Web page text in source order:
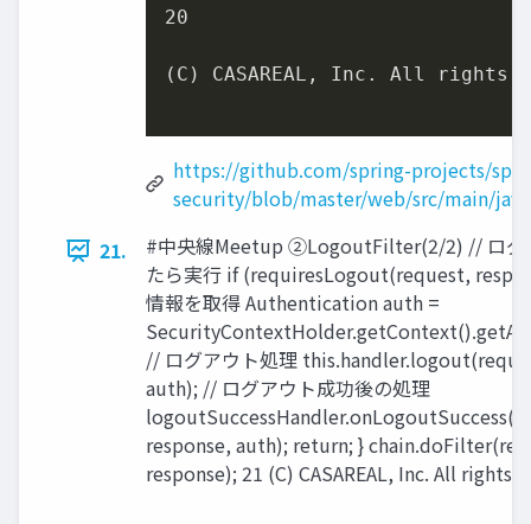
20
(C) CASAREAL, Inc. All rights
https://github.com/spring-projects/
security/blob/master/web/src/main/
21.
#中央線Meetup ②LogoutFilter(2/2) // ログ
たら実⾏ if (requiresLogout(request,
情報を取得 Authentication auth =
// ログアウト処理
auth); // ログアウト成功後の処理
response, auth); return; }
response); 21 (C) CASAREAL, Inc. All rights